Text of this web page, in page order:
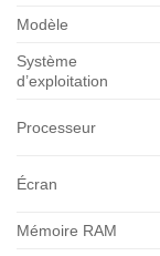
Modèle
Système
d’exploitation
Processeur
Écran
Mémoire RAM